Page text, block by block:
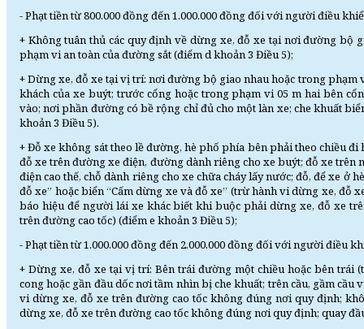
- Phạt tiền từ 800.000 đồng đến 1.000.000 đồng đối với người điều
+ Không tuân thủ các quy định về dừng xe, đỗ xe tại nơi đường bộ
phạm vi an toàn của đường sắt (điểm d khoản 3 Điều 5);
+ Dừng xe, đỗ xe tại vị trí: nơi đường bộ giao nhau hoặc trong
khách của xe buýt; trước cổng hoặc trong phạm vi 05 m hai bên
vào; nơi phần đường có bề rộng chỉ đủ cho một làn xe; che khuất
khoản 3 Điều 5).
+ Đỗ xe không sát theo lề đường, hè phố phía bên phải theo chiều đi
đỗ xe trên đường xe điện, đường dành riêng cho xe buýt; đỗ xe trên
điện cao thế, chỗ dành riêng cho xe chữa cháy lấy nước; đỗ, để xe ở
đỗ xe” hoặc biển “Cấm dừng xe và đỗ xe” (trừ hành vi dừng xe, đỗ
báo hiệu để người lái xe khác biết khi buộc phải dừng xe, đỗ xe
trên đường cao tốc) (điểm e khoản 3 Điều 5);
- Phạt tiền từ 1.000.000 đồng đến 2.000.000 đồng đối với người điều
+ Dừng xe, đỗ xe tại vị trí: Bên trái đường một chiều hoặc bên
cong hoặc gần đầu dốc nơi tầm nhìn bị che khuất; trên cầu, gầm
vi dừng xe, đỗ xe trên đường cao tốc không đúng nơi quy định;
dừng xe, đỗ xe trên đường cao tốc không đúng nơi quy định; quay